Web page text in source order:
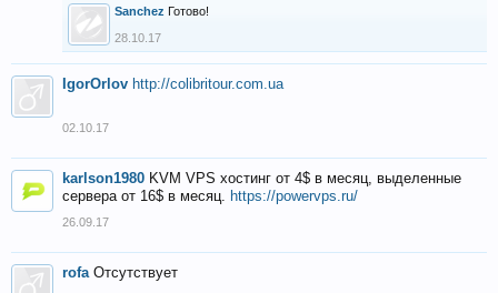
Sanchez Готово!
28.10.17
IgorOrlov http://colibritour.com.ua
02.10.17
karlson1980 KVM VPS хостинг от 4$ в месяц, выделенные
сервера от 16$ в месяц. https://powervps.ru/
26.09.17
rofa Отсутствует